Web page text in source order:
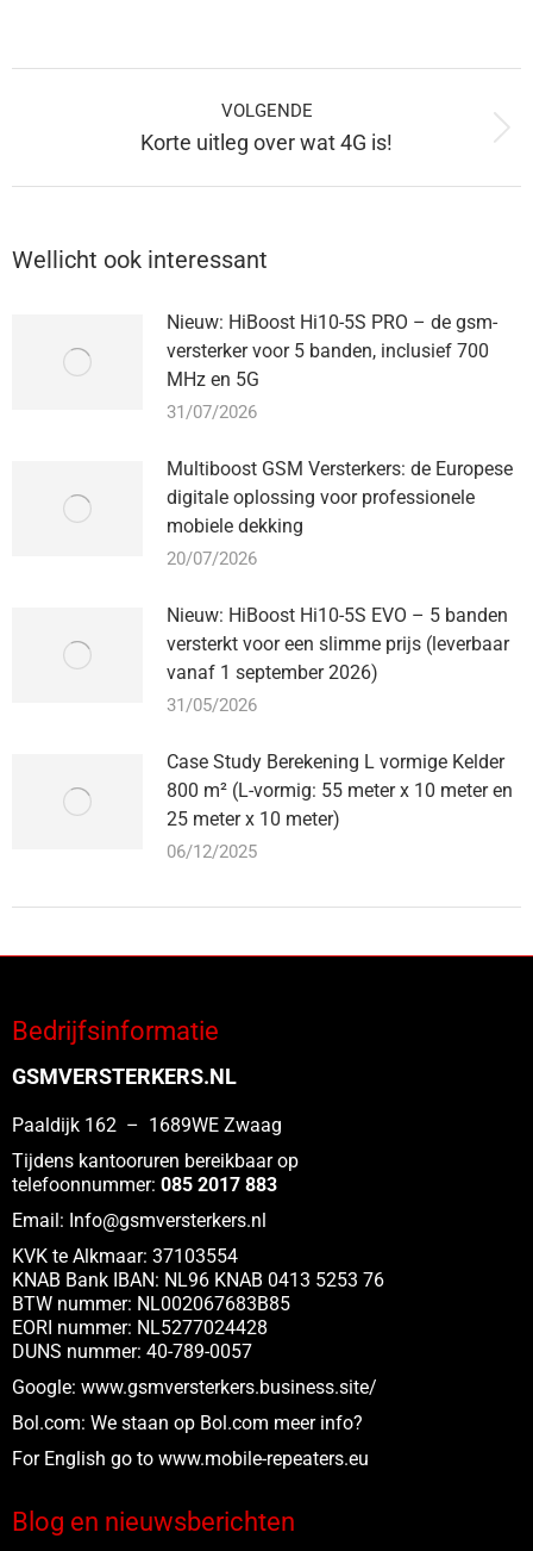
VOLGENDE
Volgende
Korte uitleg over wat 4G is!
Wellicht ook interessant
Nieuw: HiBoost Hi10-5S PRO – de gsm-
versterker voor 5 banden, inclusief 700
MHz en 5G
31/07/2026
Multiboost GSM Versterkers: de Europese
digitale oplossing voor professionele
mobiele dekking
20/07/2026
Nieuw: HiBoost Hi10-5S EVO – 5 banden
versterkt voor een slimme prijs (leverbaar
vanaf 1 september 2026)
31/05/2026
Case Study Berekening L vormige Kelder
800 m² (L-vormig: 55 meter x 10 meter en
25 meter x 10 meter)
06/12/2025
Bedrijfsinformatie
GSMVERSTERKERS.NL
Paaldijk 162 – 1689WE Zwaag
Tijdens kantooruren bereikbaar op
telefoonnummer: 085 2017 883
Email: Info@gsmversterkers.nl
KVK te Alkmaar: 37103554
KNAB Bank IBAN: NL96 KNAB 0413 5253 76
BTW nummer: NL002067683B85
EORI nummer: NL5277024428
DUNS nummer: 40-789-0057
Google: www.gsmversterkers.business.site/
Bol.com: We staan op Bol.com meer info?
For English go to www.mobile-repeaters.eu
Blog en nieuwsberichten